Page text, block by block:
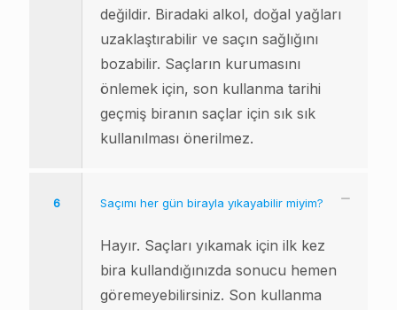
değildir. Biradaki alkol, doğal yağları
uzaklaştırabilir ve saçın sağlığını
bozabilir. Saçların kurumasını
önlemek için, son kullanma tarihi
geçmiş biranın saçlar için sık sık
kullanılması önerilmez.
6 Saçımı her gün birayla yıkayabilir miyim?
Hayır. Saçları yıkamak için ilk kez
bira kullandığınızda sonucu hemen
göremeyebilirsiniz. Son kullanma